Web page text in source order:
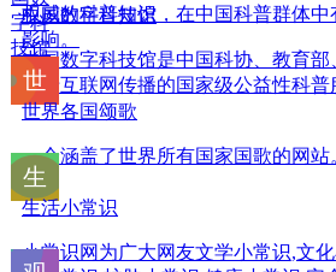
权威的科普知识，在中国科普群体
影响。
中国数字科技馆
中国数字科技馆是中国科协、教育
基于互联网传播的国家级公益性科普
世界各国颂歌
一个涵盖了世界所有国家国歌的网站
生活小常识
小常识网为广大网友文学小常识,文